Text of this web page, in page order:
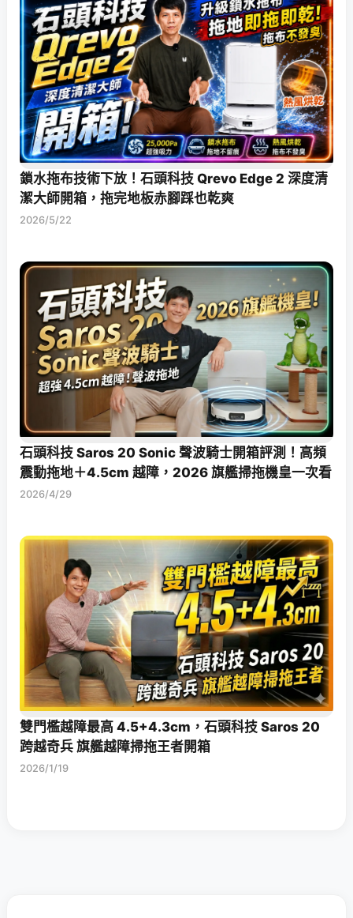
鎖水拖布技術下放！石頭科技 Qrevo Edge 2 深度清
潔大師開箱，拖完地板赤腳踩也乾爽
2026/5/22
石頭科技 Saros 20 Sonic 聲波騎士開箱評測！高頻
震動拖地＋4.5cm 越障，2026 旗艦掃拖機皇一次看
2026/4/29
雙門檻越障最高 4.5+4.3cm，石頭科技 Saros 20
跨越奇兵 旗艦越障掃拖王者開箱
2026/1/19